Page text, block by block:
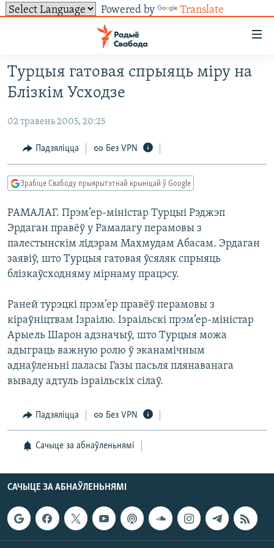
Powered by Translate
ўнівэрсальнага
доступу
Перайсьці
да
галоўнага
Перайсьці
да
галоўнай
навігацыі
Перайсьці
да
пошуку
НАВІНЫ
ВІДЭА І ФОТА
ЛЮДЗІ
ЭКАНОМІКА
ВАЙНА
БЕЛАРУСЫ НА ВАЙНЕ
ПАЛІТВЯЗЬНІ
КУЛЬТУРА
КАЛЯНДАР
ТОЛЬКІ НА СВАБОДЗЕ
ТЭСТЫ
БЛОГІ
ПАДКАСТЫ
КНІГІ
АЎДЫЁКНІГІ
PREMIUM
МОВА
НА ХВАЛЯХ СВАБОДЫ
СУВЯЗЬ
АБЫСЬЦІ БЛЯКАВАНЬНЕ
ПАДПІСАЦЦА
ПАДКАСТЫ
FACEBOOK
TWITTER
САЧЫЦЕ ЗА АБНАЎЛЕНЬНЯМІ
Усе сайты РС/РСЭ
Турцыя гатовая спрыяць міру на
Блізкім Усходзе
02 травень 2005, 20:25
Падзяліцца Без VPN
Зрабіце Свабоду прыярытэтнай крыніцай ў Google
РАМАЛАГ. Прэм’ер-міністар Турцыі Рэджэп
Эрдаган правёў у Рамалагу перамовы з
палестынскім лідэрам Махмудам Абасам. Эрдаган
заявіў, што Турцыя гатовая ўсяляк спрыяць
блізкаўсходняму мірнаму працэсу.
Раней турэцкі прэм’ер правёў перамовы з
кіраўніцтвам Ізраілю. Ізраільскі прэм’ер-міністар
Арыель Шарон адзначыў, што Турцыя можа
адыграць важную ролю ў эканамічным
аднаўленьні паласы Газы пасьля плянаванага
вываду адтуль ізраільскіх сілаў.
Падзяліцца Без VPN
Сачыце за абнаўленьнямі
САЧЫЦЕ ЗА АБНАЎЛЕНЬНЯМІ